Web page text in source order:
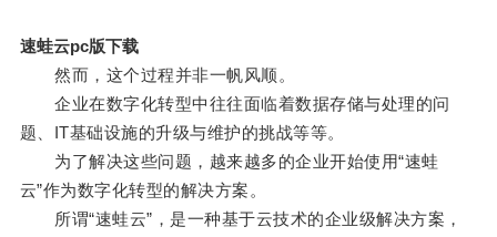
速蛙云pc版下载
然而，这个过程并非一帆风顺。
企业在数字化转型中往往面临着数据存储与处理的问
题、IT基础设施的升级与维护的挑战等等。
为了解决这些问题，越来越多的企业开始使用“速蛙
云”作为数字化转型的解决方案。
所谓“速蛙云”，是一种基于云技术的企业级解决方案，